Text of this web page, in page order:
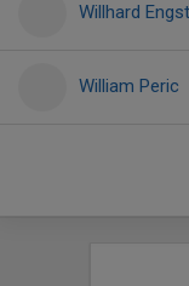
Willhard
William Peric